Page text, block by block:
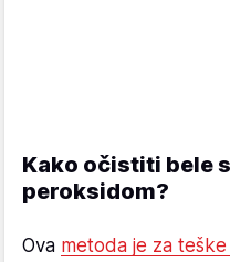
Kako očistiti bele
peroksidom?
Ova metoda je za